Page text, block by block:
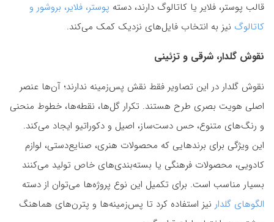
قالب پوستر، فلایر یا کاتالوگ دارند، دسته پوستر، فلایر، بروشور و
کاتالوگ نیز به انتخاب فایل‌های نزدیک کمک می‌کند.
نقوش گلدار، شرقی و تزئینی
نقوش گلدار در این تصاویر فقط نقش پس‌زمینه ندارند؛ آن‌ها عنصر
اصلی هویت بصری طرح هستند. تکرار گل‌ها، نقطه‌ها، خطوط منحنی
و رنگ‌های متنوع، حس دست‌ساز، اصیل و دکوراتیو ایجاد می‌کند.
این ویژگی برای برندهایی که محصولات هنری، صنایع‌دستی، لوازم
کادویی، محصولات فرهنگی یا بسته‌بندی‌های خاص تولید می‌کنند
بسیار مناسب است. برای تکمیل این نوع پروژه‌ها می‌توان از دسته
الگوهای گلدار نیز استفاده کرد تا پس‌زمینه‌ها و پترن‌های هماهنگ